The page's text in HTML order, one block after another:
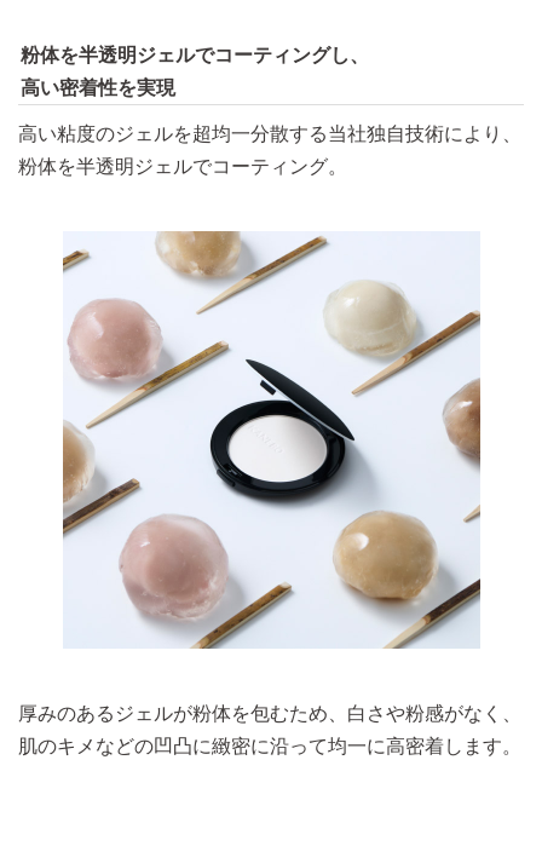
粉体を半透明ジェルでコーティングし、
高い密着性を実現
高い粘度のジェルを超均一分散する当社独自技術により、
粉体を半透明ジェルでコーティング。
厚みのあるジェルが粉体を包むため、白さや粉感がなく、
肌のキメなどの凹凸に緻密に沿って均一に高密着します。